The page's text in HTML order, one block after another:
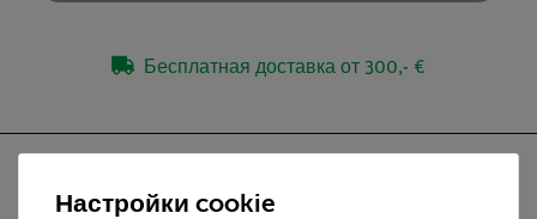
Бесплатная доставка от 300,- €
Настройки cookie